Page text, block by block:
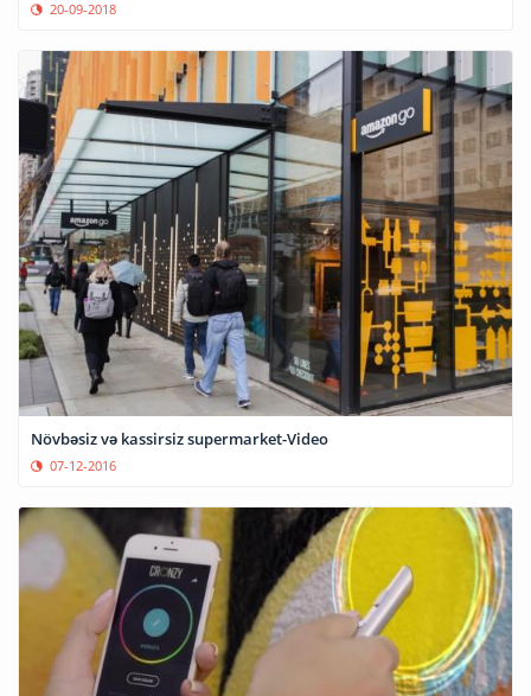
20-09-2018
Növbəsiz və kassirsiz supermarket-Video
07-12-2016